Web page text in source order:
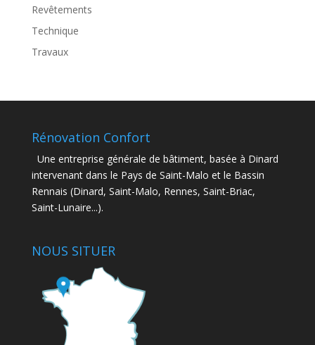
Revêtements
Technique
Travaux
Rénovation Confort
Une entreprise générale de bâtiment, basée à Dinard
intervenant dans le Pays de Saint-Malo et le Bassin
Rennais (Dinard, Saint-Malo, Rennes, Saint-Briac,
Saint-Lunaire...).
NOUS SITUER